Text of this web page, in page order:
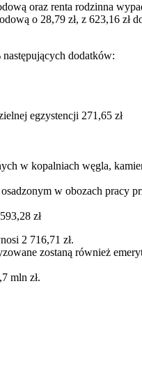
oraz renta rodzinna
o 28,79 zł, z 623,16 zł
dodatków:
egzystencji 271,65 zł
w kopalniach węgla,
w obozach pracy
zł
2 716,71 zł.
zostaną również
mln zł.